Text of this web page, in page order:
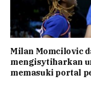
Milan Momcilovic
mengisytiharkan
memasuki portal